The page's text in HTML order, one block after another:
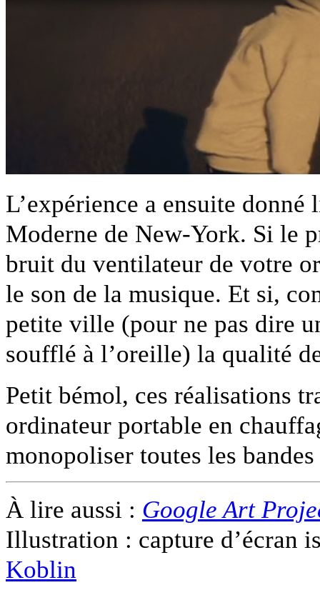
L’expérience a ensuite
Moderne de New-York. Si le
bruit du ventilateur de votre
le son de la musique. Et si,
petite ville (pour ne pas dire
soufflé à l’oreille) la qualité
Petit bémol, ces réalisations
ordinateur portable en
monopoliser toutes les
À lire aussi : Google Art
Illustration : capture d’écran
Koblin